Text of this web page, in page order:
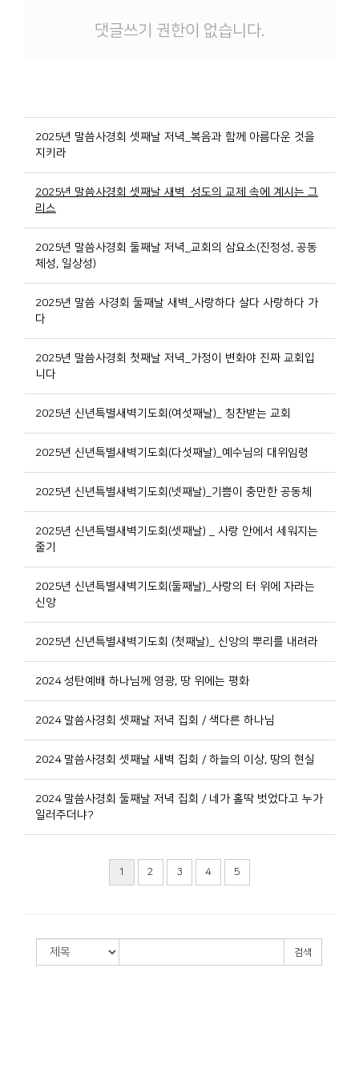
댓글쓰기 권한이 없습니다.
2025년 말씀사경회 셋째날 저녁_복음과 함께 아름다운 것을
지키라
2025년 말씀사경회 셋째날 새벽_성도의 교제 속에 계시는 그
리스
2025년 말씀사경회 둘째날 저녁_교회의 삼요소(진정성, 공동
체성, 일상성)
2025년 말씀 사경회 둘째날 새벽_사랑하다 살다 사랑하다 가
다
2025년 말씀사경회 첫째날 저녁_가정이 변화야 진짜 교회입
니다
2025년 신년특별새벽기도회(여섯째날)_ 칭찬받는 교회
2025년 신년특별새벽기도회(다섯째날)_예수님의 대위임령
2025년 신년특별새벽기도회(넷째날)_기쁨이 충만한 공동체
2025년 신년특별새벽기도회(셋째날) _ 사랑 안에서 세워지는
줄기
2025년 신년특별새벽기도회(둘째날)_사랑의 터 위에 자라는
신앙
2025년 신년특별새벽기도회 (첫째날)_ 신앙의 뿌리를 내려라
2024 성탄예배 하나님께 영광, 땅 위에는 평화
2024 말씀사경회 셋째날 저녁 집회 / 색다른 하나님
2024 말씀사경회 셋째날 새벽 집회 / 하늘의 이상, 땅의 현실
2024 말씀사경회 둘째날 저녁 집회 / 네가 홀딱 벗었다고 누가
일러주더냐?
1 2 3 4 5
검색